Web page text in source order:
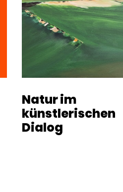
Natur im
künstlerischen
Dialog